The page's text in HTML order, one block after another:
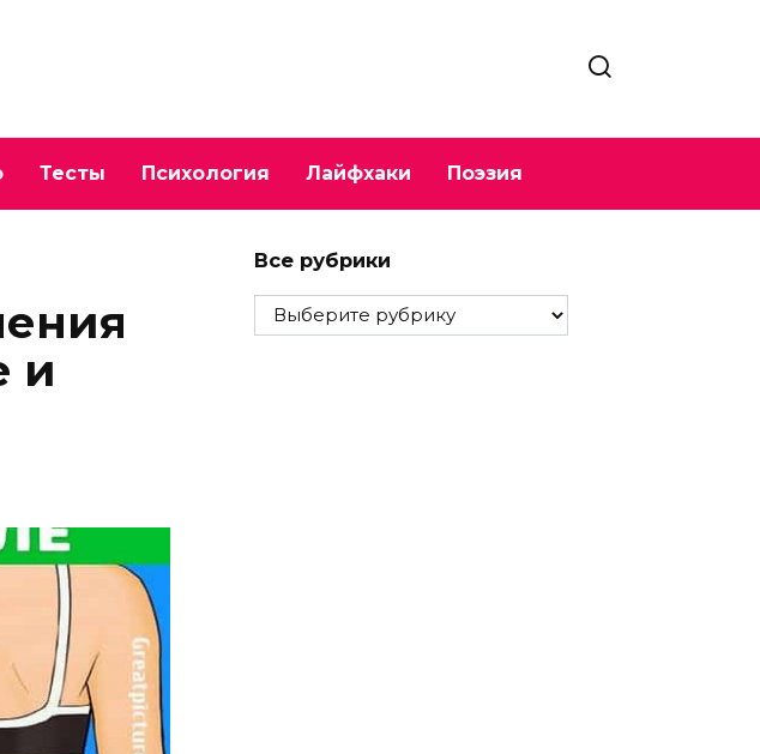
Тесты Психология Лайфхаки Поэзия
и
Все рубрики
Все
рубрики